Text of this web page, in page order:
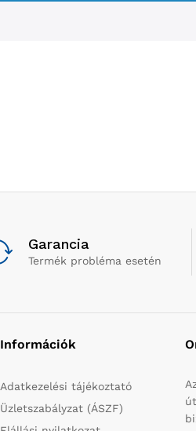
Garancia
Termék probléma esetén
Információk
Adatkezelési tájékoztató
Üzletszabályzat (ÁSZF)